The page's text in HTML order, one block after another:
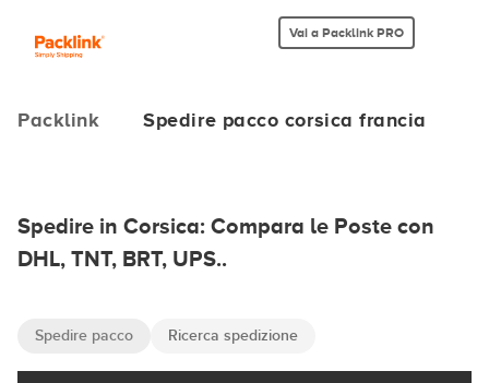
Vai a Packlink PRO
Packlink Spedire pacco corsica francia
Spedire in Corsica: Compara le Poste con
DHL, TNT, BRT, UPS..
Spedire pacco Ricerca spedizione